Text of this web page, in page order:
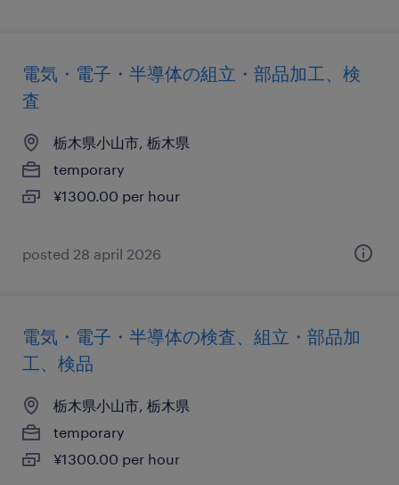
電気・電子・半導体の組立・部品加工、検
査
栃木県小山市, 栃木県
temporary
¥1300.00 per hour
posted 28 april 2026
電気・電子・半導体の検査、組立・部品加
工、検品
栃木県小山市, 栃木県
temporary
¥1300.00 per hour